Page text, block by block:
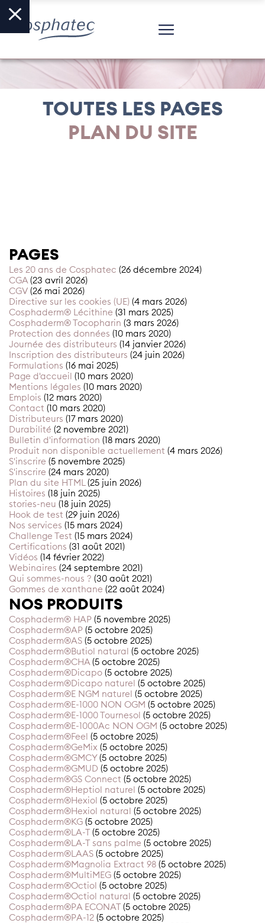
TOUTES LES PAGES
PLAN DU SITE
PAGES
Les 20 ans de Cosphatec (26 décembre 2024)
CGA (23 avril 2026)
CGV (26 mai 2026)
Directive sur les cookies (UE) (4 mars 2026)
Cosphaderm® Lécithine (31 mars 2025)
Cosphaderm® Tocopharin (3 mars 2026)
Protection des données (10 mars 2020)
Journée des distributeurs (14 janvier 2026)
Inscription des distributeurs (24 juin 2026)
Formulations (16 mai 2025)
Page d'accueil (10 mars 2020)
Mentions légales (10 mars 2020)
Emplois (12 mars 2020)
Contact (10 mars 2020)
Distributeurs (17 mars 2020)
Durabilité (2 novembre 2021)
Bulletin d'information (18 mars 2020)
Produit non disponible actuellement (4 mars 2026)
S'inscrire (5 novembre 2025)
S'inscrire (24 mars 2020)
Plan du site HTML (25 juin 2026)
Histoires (18 juin 2025)
stories-neu (18 juin 2025)
Hook de test (29 juin 2026)
Nos services (15 mars 2024)
Challenge Test (15 mars 2024)
Certifications (31 août 2021)
Vidéos (14 février 2022)
Webinaires (24 septembre 2021)
Qui sommes-nous ? (30 août 2021)
Gommes de xanthane (22 août 2024)
NOS PRODUITS
Cosphaderm® HAP (5 novembre 2025)
Cosphaderm®AP (5 octobre 2025)
Cosphaderm®AS (5 octobre 2025)
Cosphaderm®Butiol natural (5 octobre 2025)
Cosphaderm®CHA (5 octobre 2025)
Cosphaderm®Dicapo (5 octobre 2025)
Cosphaderm®Dicapo naturel (5 octobre 2025)
Cosphaderm®E NGM naturel (5 octobre 2025)
Cosphaderm®E-1000 NON OGM (5 octobre 2025)
Cosphaderm®E-1000 Tournesol (5 octobre 2025)
Cosphaderm®E-1000Ac NON OGM (5 octobre 2025)
Cosphaderm®Feel (5 octobre 2025)
Cosphaderm®GeMix (5 octobre 2025)
Cosphaderm®GMCY (5 octobre 2025)
Cosphaderm®GMUD (5 octobre 2025)
Cosphaderm®GS Connect (5 octobre 2025)
Cosphaderm®Heptiol naturel (5 octobre 2025)
Cosphaderm®Hexiol (5 octobre 2025)
Cosphaderm®Hexiol natural (5 octobre 2025)
Cosphaderm®KG (5 octobre 2025)
Cosphaderm®LA-T
(5 octobre 2025)
Cosphaderm®LA-T sans palme (5 octobre 2025)
Cosphaderm®LAAS (5 octobre 2025)
Cosphaderm®Magnolia Extract 98 (5 octobre 2025)
Cosphaderm®MultiMEG (5 octobre 2025)
Cosphaderm®Octiol (5 octobre 2025)
Cosphaderm®Octiol natural (5 octobre 2025)
Cosphaderm®PA ECONAT
(5 octobre 2025)
Cosphaderm®PA-12 (5 octobre 2025)